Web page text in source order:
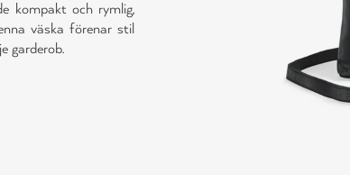
kompakt och rymlig,
väska förenar stil
garderob.